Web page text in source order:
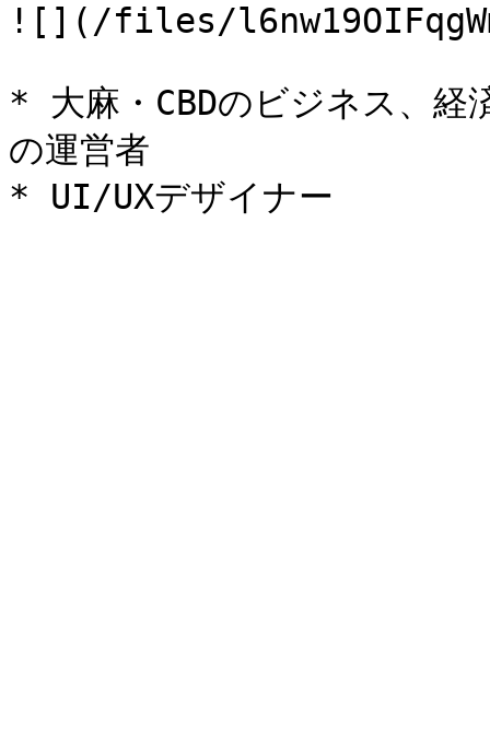
![](/files/
* 大麻・CBDのビジネス、経
の運営者